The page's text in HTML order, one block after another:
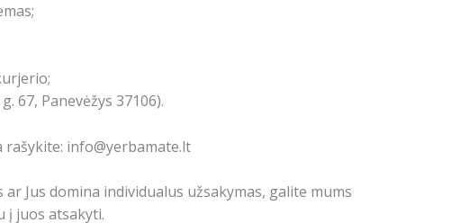
67, Panevėžys 37106).
rašykite: info@yerbamate.lt
Jus domina individualus užsakymas, galite mums
į juos atsakyti.